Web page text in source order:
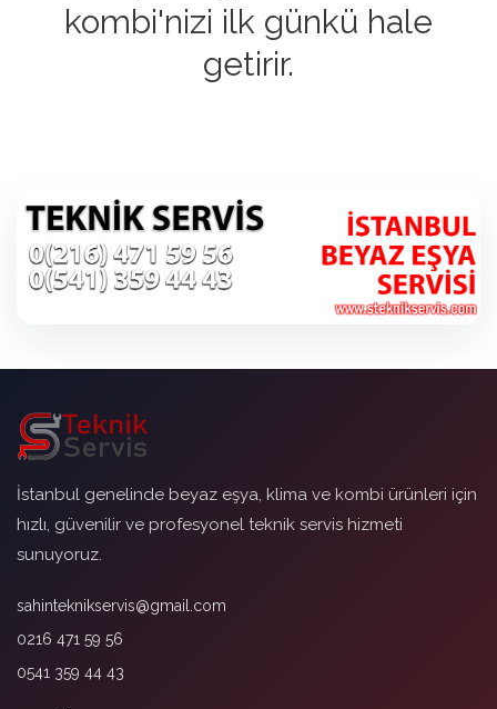
kombi'nizi ilk günkü hale
getirir.
İstanbul genelinde beyaz eşya, klima ve kombi ürünleri için
hızlı, güvenilir ve profesyonel teknik servis hizmeti
sunuyoruz.
sahinteknikservis@gmail.com
0216 471 59 56
0541 359 44 43